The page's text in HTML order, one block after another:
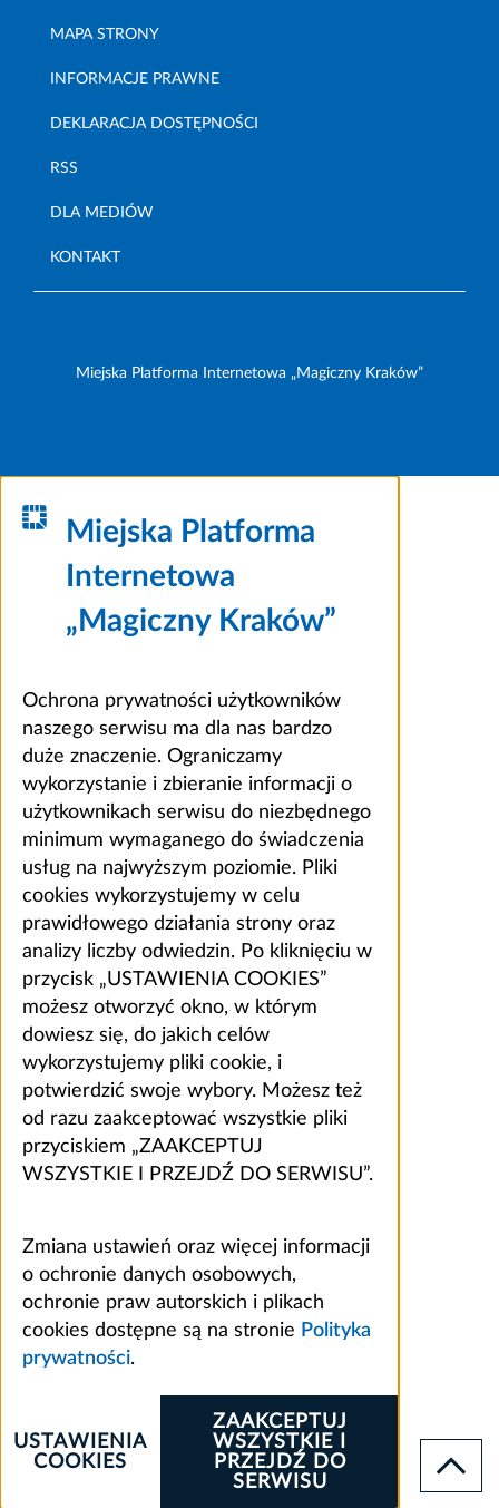
MAPA STRONY
INFORMACJE PRAWNE
DEKLARACJA DOSTĘPNOŚCI
RSS
DLA MEDIÓW
KONTAKT
Miejska Platforma Internetowa „Magiczny Kraków”
Miejska Platforma
Internetowa
„Magiczny Kraków”
Ochrona prywatności użytkowników
naszego serwisu ma dla nas bardzo
duże znaczenie. Ograniczamy
wykorzystanie i zbieranie informacji o
użytkownikach serwisu do niezbędnego
minimum wymaganego do świadczenia
usług na najwyższym poziomie. Pliki
cookies wykorzystujemy w celu
prawidłowego działania strony oraz
analizy liczby odwiedzin. Po kliknięciu w
przycisk „USTAWIENIA COOKIES”
możesz otworzyć okno, w którym
dowiesz się, do jakich celów
wykorzystujemy pliki cookie, i
potwierdzić swoje wybory. Możesz też
od razu zaakceptować wszystkie pliki
przyciskiem „ZAAKCEPTUJ
WSZYSTKIE I PRZEJDŹ DO SERWISU”.
Zmiana ustawień oraz więcej informacji
o ochronie danych osobowych,
ochronie praw autorskich i plikach
cookies dostępne są na stronie Polityka
prywatności.
ZAAKCEPTUJ
WSZYSTKIE I
PRZEJDŹ DO
SERWISU
USTAWIENIA
COOKIES